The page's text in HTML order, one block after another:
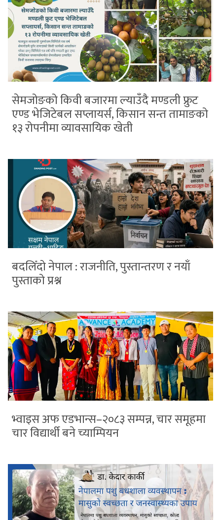
सेमजोङको किवी बजारमा ल्याउँदै मण्डली फ्रुट
एण्ड भेजिटेबल सप्लायर्स, किसान सन्त तामाङको
१३ रोपनीमा व्यावसायिक खेती
बदलिँदो नेपाल : राजनीति, पुस्तान्तरण र नयाँ
पुस्ताको प्रश्न
भ्वाइस अफ एडभान्स–२०८३ सम्पन्न, चार समूहमा
चार विद्यार्थी बने च्याम्पियन